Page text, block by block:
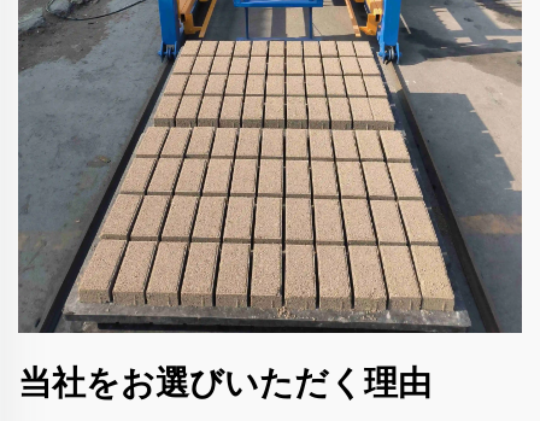
当社をお選びいただく理由